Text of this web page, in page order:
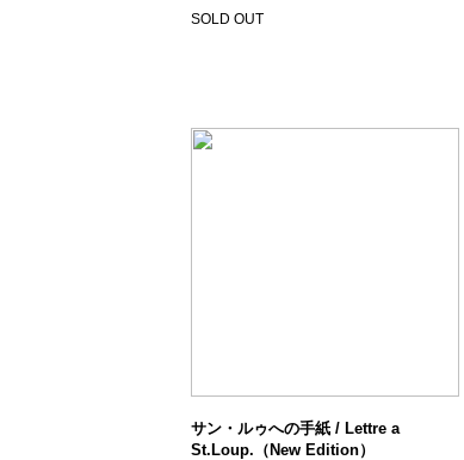
SOLD OUT
サン・ルゥへの手紙 / Lettre a
St.Loup.（New Edition）